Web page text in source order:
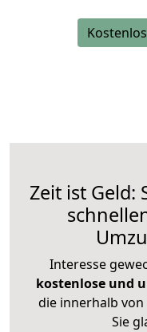
Zeit ist Geld:
Interesse
kostenlose und
die innerhalb
Sie